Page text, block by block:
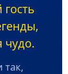
чудо.
так,